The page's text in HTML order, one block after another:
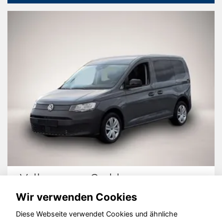
Volkswagen Caddy
Wir verwenden Cookies
Diese Webseite verwendet Cookies und ähnliche